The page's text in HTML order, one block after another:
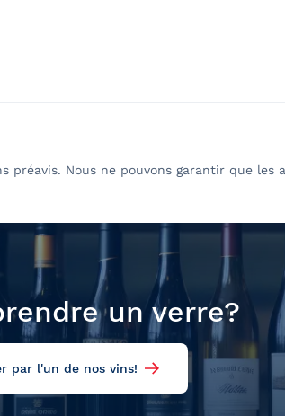
préavis. Nous ne pouvons garantir que les
un verre?
par l'un de nos vins!